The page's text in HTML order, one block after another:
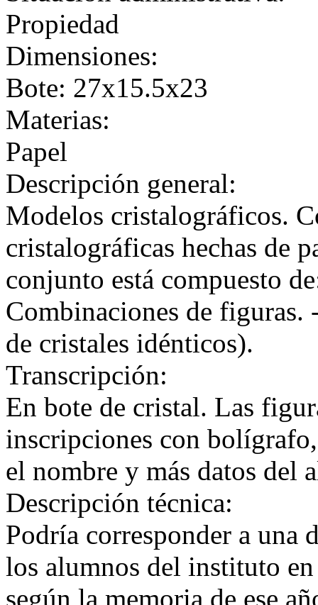
Propiedad
Dimensiones:
Bote: 27x15.5x23
Materias:
Papel
Descripción general:
Modelos cristalográficos.
cristalográficas hechas de
conjunto está compuesto
Combinaciones de figuras.
de cristales idénticos).
Transcripción:
En bote de cristal. Las
inscripciones con
el nombre y más datos del
Descripción técnica:
Podría corresponder a una
los alumnos del instituto
según la memoria de ese